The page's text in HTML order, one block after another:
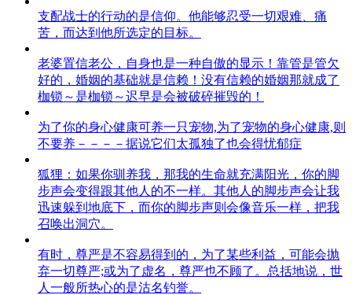
支配战士的行动的是信仰。他能够忍受一切艰难、痛
苦，而达到他所选定的目标。
老婆置信老公，自身也是一种自傲的显示！靠管是管欠
好的，婚姻的基础就是信赖！没有信赖的婚姻那就成了
枷锁～是枷锁～迟早是会被破碎摧毁的！
为了你的身心健康可养一只宠物,为了宠物的身心健康,则
不要养－－－－据说它们太孤独了也会得忧郁症
狐狸：如果你驯养我，那我的生命就充满阳光，你的脚
步声会变得跟其他人的不一样。其他人的脚步声会让我
迅速躲到地底下，而你的脚步声则会像音乐一样，把我
召唤出洞穴。
有时，尊严是不容易得到的，为了某些利益，可能会抛
弃一切尊严;或为了虚名，尊严也不顾了。总括地说，世
人一般所热心的是沽名钓誉。